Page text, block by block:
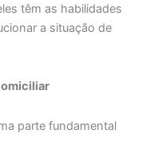
têm as habilidades
a situação de
parte fundamental